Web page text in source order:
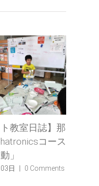
【ロボット教室日誌】那
覇校Mechatronicsコース
「振動モーター」
2018年05月20日 | 0 Comments